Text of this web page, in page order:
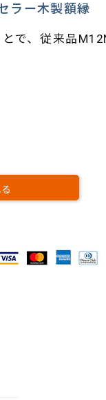
ラー木製額縁
で、従来品